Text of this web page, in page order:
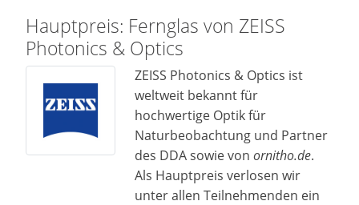
Hauptpreis: Fernglas von ZEISS
Photonics & Optics
ZEISS Photonics & Optics ist
weltweit bekannt für
hochwertige Optik für
Naturbeobachtung und Partner
des DDA sowie von ornitho.de.
Als Hauptpreis verlosen wir
unter allen Teilnehmenden ein